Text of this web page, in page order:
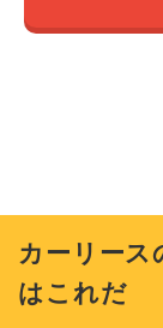
カーリース
はこれだ